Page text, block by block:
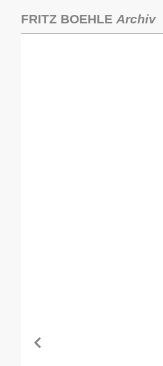
FRITZ BOEHLE Archiv